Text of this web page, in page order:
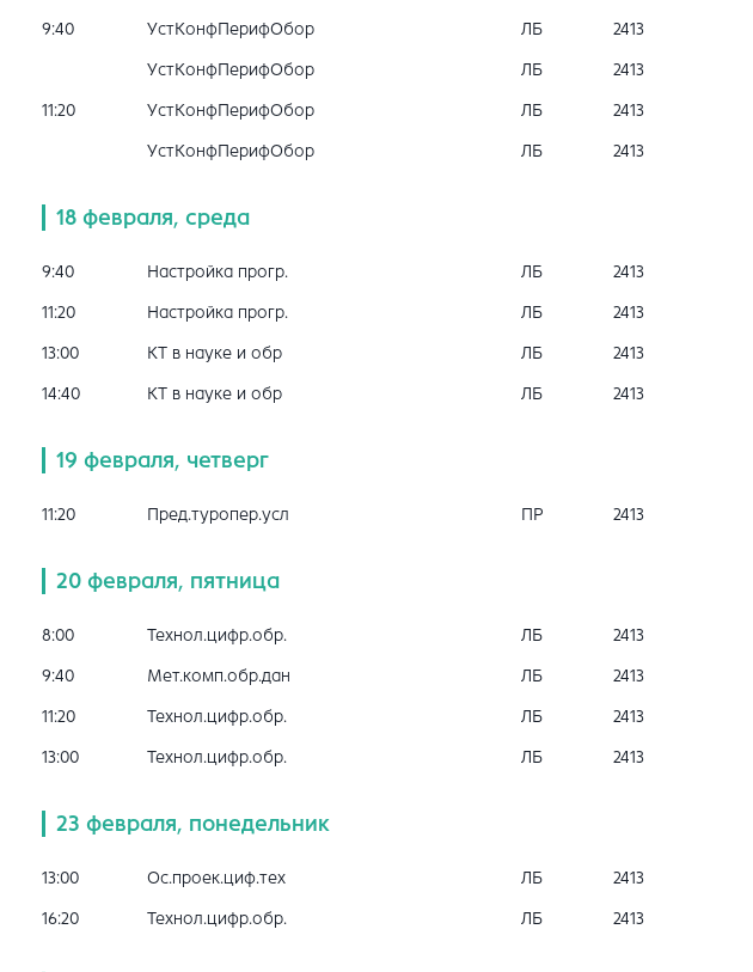
9:40 УстКонфПерифОбор ЛБ 2413
УстКонфПерифОбор ЛБ 2413
11:20 УстКонфПерифОбор ЛБ 2413
УстКонфПерифОбор ЛБ 2413
18 февраля, среда
9:40 Настройка прогр. ЛБ 2413
11:20 Настройка прогр. ЛБ 2413
13:00 КТ в науке и обр ЛБ 2413
14:40 КТ в науке и обр ЛБ 2413
19 февраля, четверг
11:20 Пред.туропер.усл ПР 2413
20 февраля, пятница
8:00 Технол.цифр.обр. ЛБ 2413
9:40 Мет.комп.обр.дан ЛБ 2413
11:20 Технол.цифр.обр. ЛБ 2413
13:00 Технол.цифр.обр. ЛБ 2413
23 февраля, понедельник
13:00 Ос.проек.циф.тех ЛБ 2413
16:20 Технол.цифр.обр. ЛБ 2413